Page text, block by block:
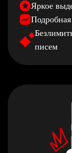
Яркое
писем